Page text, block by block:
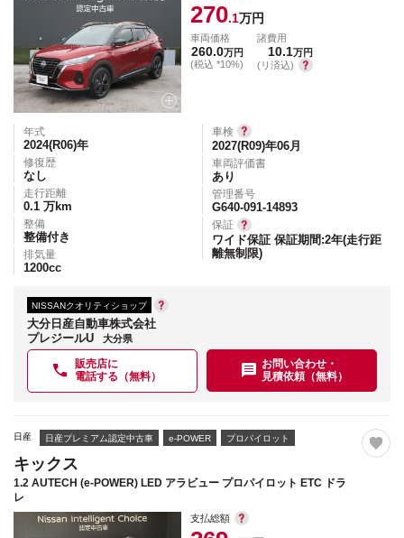
270.1万円
車両価格
260.0万円
(税込 *10%)
諸費用
10.1万円
(リ済込)
年式
2024(R06)年
修復歴
なし
走行距離
0.1 万km
整備
整備付き
排気量
1200cc
車検
2027(R09)年06月
車両評価書
あり
管理番号
G640-091-14893
保証
ワイド保証 保証期間:2年(走行距
離無制限)
NISSANクオリティショップ
大分日産自動車株式会社
プレジールU
大分県
販売店に
電話する（無料）
お問い合わせ・
見積依頼（無料）
日産 日産プレミアム認定中古車 e-POWER プロパイロット
キックス
1.2 AUTECH (e-POWER) LED アラビュー プロパイロット ETC ドラ
レ
支払総額